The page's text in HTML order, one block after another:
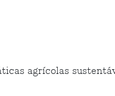
agrícolas